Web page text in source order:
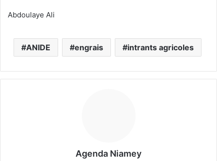
Abdoulaye Ali
ANIDE engrais intrants agricoles
Agenda Niamey